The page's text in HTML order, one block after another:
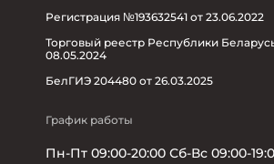
Регистрация №193632541 от 23.06.2022
Торговый реестр Республики
08.05.2024
БелГИЭ 204480 от 26.03.2025
График работы
Пн-Пт 09:00-20:00 Сб-Вс 09:00-